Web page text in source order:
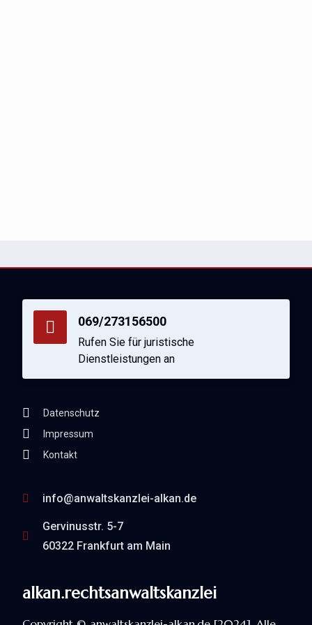
alkan.rechtsanwaltskanzlei
info@anwaltskanzlei-alkan.de
Gervinusstr. 5-7
60322 Frankfurt am Main
Datenschutz
Impressum
Kontakt
069/273156500
Rufen Sie für juristische
Dienstleistungen an